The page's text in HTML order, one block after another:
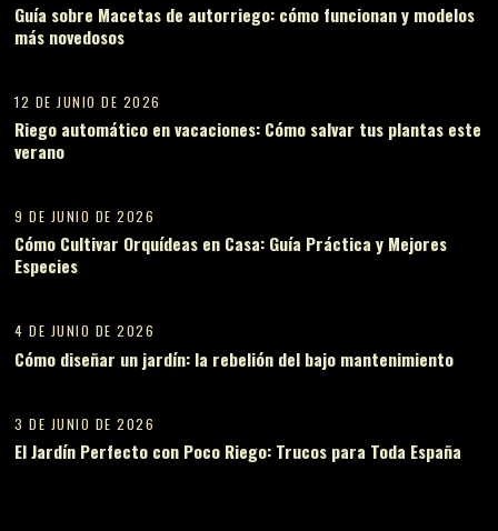
Guía sobre Macetas de autorriego: cómo funcionan y modelos
más novedosos
12 DE JUNIO DE 2026
Riego automático en vacaciones: Cómo salvar tus plantas este
verano
9 DE JUNIO DE 2026
Cómo Cultivar Orquídeas en Casa: Guía Práctica y Mejores
Especies
4 DE JUNIO DE 2026
Cómo diseñar un jardín: la rebelión del bajo mantenimiento
14
3 DE JUNIO DE 2026
El Jardín Perfecto con Poco Riego: Trucos para Toda España